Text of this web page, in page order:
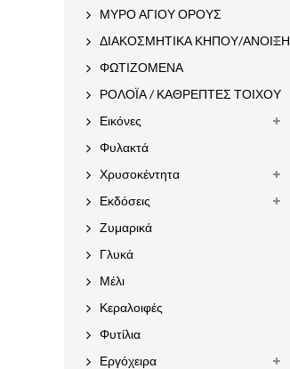
ΜΥΡΟ ΑΓΙΟΥ ΟΡΟΥΣ
ΔΙΑΚΟΣΜΗΤΙΚΑ ΚΗΠΟΥ/ΑΝΟΙΞΗ
ΦΩΤΙΖΟΜΕΝΑ
ΡΟΛΟΪΑ / ΚΑΘΡΕΠΤΕΣ ΤΟΙΧΟΥ
Εικόνες
Φυλακτά
Χρυσοκέντητα
Εκδόσεις
Ζυμαρικά
Γλυκά
Μέλι
Κεραλοιφές
Φυτίλια
Εργόχειρα